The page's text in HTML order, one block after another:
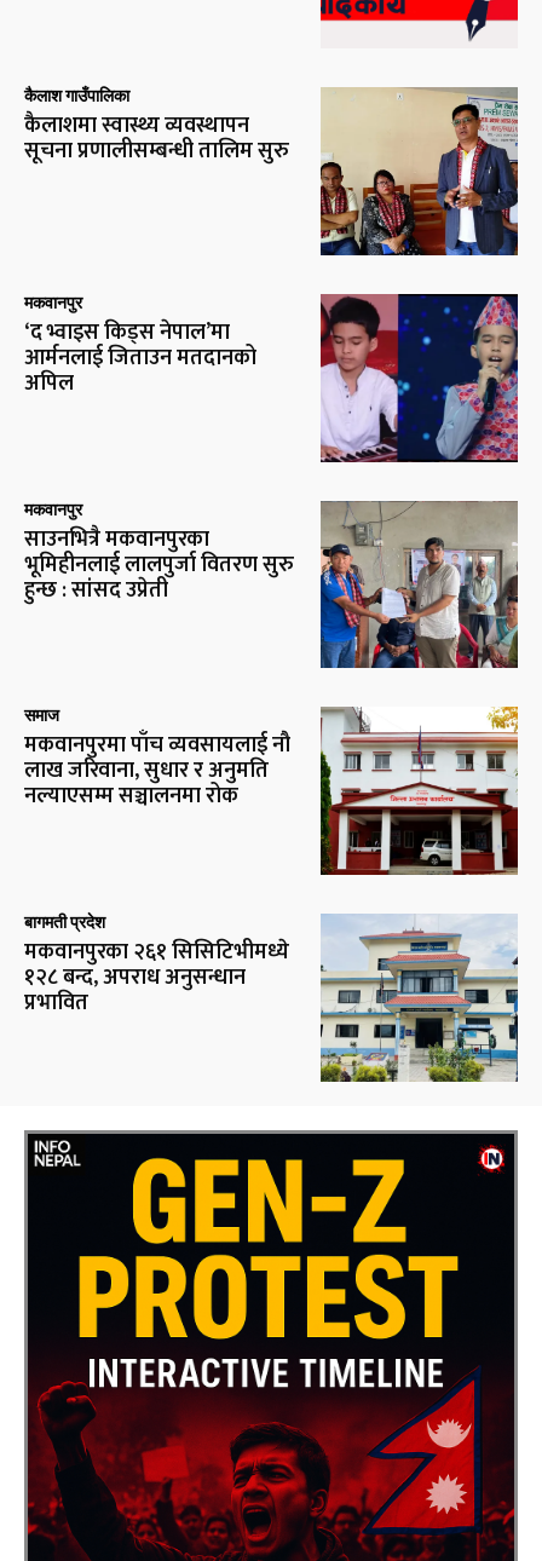
कैलाश गाउँपालिका
कैलाशमा स्वास्थ्य व्यवस्थापन
सूचना प्रणालीसम्बन्धी तालिम सुरु
मकवानपुर
‘द भ्वाइस किड्स नेपाल’मा
आर्मनलाई जिताउन मतदानको
अपिल
मकवानपुर
साउनभित्रै मकवानपुरका
भूमिहीनलाई लालपुर्जा वितरण सुरु
हुन्छ : सांसद उप्रेती
समाज
मकवानपुरमा पाँच व्यवसायलाई नौ
लाख जरिवाना, सुधार र अनुमति
नल्याएसम्म सञ्चालनमा रोक
बागमती प्रदेश
मकवानपुरका २६१ सिसिटिभीमध्ये
१२८ बन्द, अपराध अनुसन्धान
प्रभावित